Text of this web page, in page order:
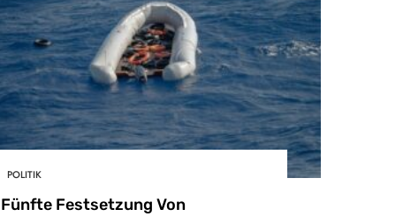
POLITIK
Fünfte Festsetzung Von